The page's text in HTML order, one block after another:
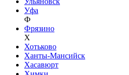
Уфа
Ф
Фрязино
Х
Хотьково
Ханты-Мансийск
Хасавюрт